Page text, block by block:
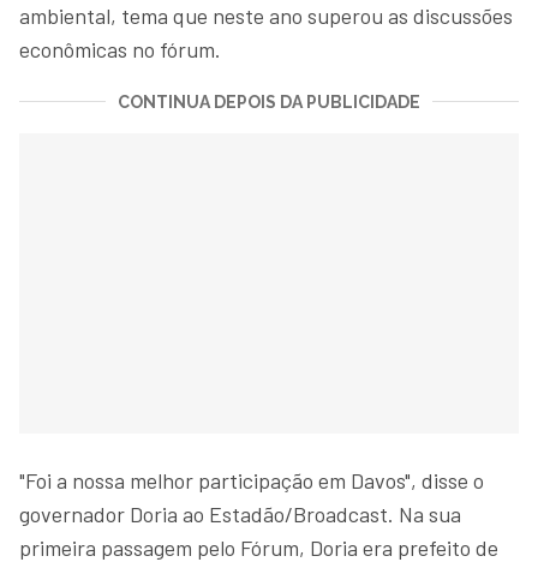
ambiental, tema que neste ano superou as discussões
econômicas no fórum.
CONTINUA DEPOIS DA PUBLICIDADE
"Foi a nossa melhor participação em Davos", disse o
governador Doria ao Estadão/Broadcast. Na sua
primeira passagem pelo Fórum, Doria era prefeito de